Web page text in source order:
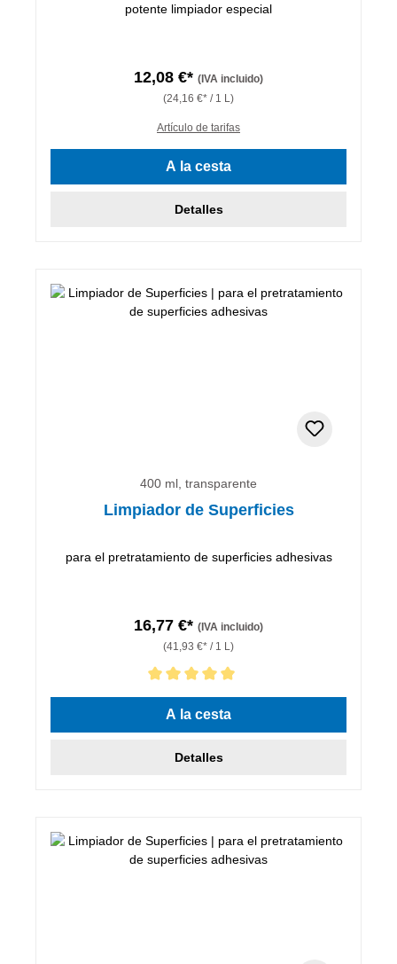
potente limpiador especial
12,08 €* (IVA incluido)
(24,16 €* / 1 L)
Artículo de tarifas
A la cesta
Detalles
400 ml, transparente
Limpiador de Superficies
para el pretratamiento de superficies adhesivas
16,77 €* (IVA incluido)
(41,93 €* / 1 L)
Calificación promedio de 5 de 5 estrellas
A la cesta
Detalles